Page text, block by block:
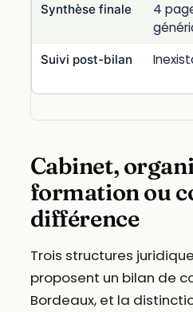
Synthèse finale
4
Suivi post-bilan
Cabinet,
formation ou
différence
Trois structures
proposent un bilan de
Bordeaux, et la